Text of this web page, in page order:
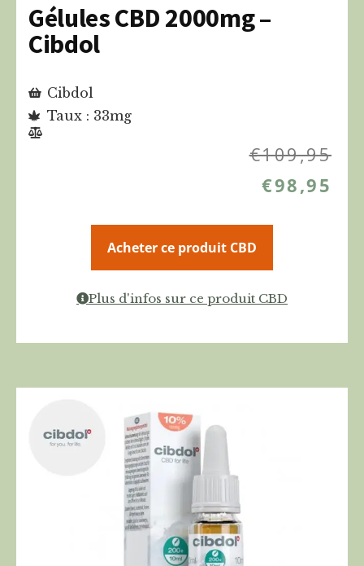
Gélules CBD 2000mg –
Cibdol
Cibdol
Taux : 33mg
€109,95
€98,95
Acheter ce produit CBD
Plus d'infos sur ce produit CBD